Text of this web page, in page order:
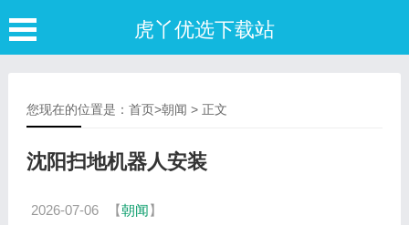
虎丫优选下载站
您现在的位置是： 首页>朝闻 > 正文
沈阳扫地机器人安装
2026-07-06 【朝闻】